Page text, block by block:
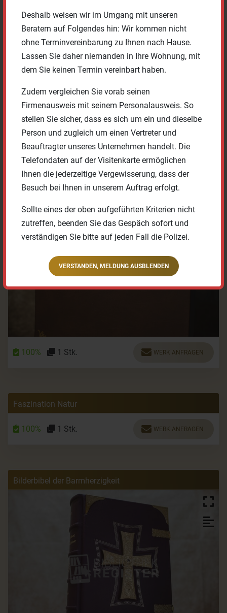
Deshalb weisen wir im Umgang mit unseren
Beratern auf Folgendes hin: Wir kommen nicht
ohne Terminvereinbarung zu Ihnen nach Hause.
Lassen Sie daher niemanden in Ihre Wohnung, mit
dem Sie keinen Termin vereinbart haben.
Zudem vergleichen Sie vorab seinen
Firmenausweis mit seinem Personalausweis. So
stellen Sie sicher, dass es sich um ein und dieselbe
Person und zugleich um einen Vertreter und
Beauftragter unseres Unternehmen handelt. Die
Telefondaten auf der Visitenkarte ermöglichen
Ihnen die jederzeitige Vergewisserung, dass der
Besuch bei Ihnen in unserem Auftrag erfolgt.
Sollte eines der oben aufgeführten Kriterien nicht
zutreffen, beenden Sie das Gespäch sofort und
verständigen Sie bitte auf jeden Fall die Polizei.
VERSTANDEN, MELDUNG AUSBLENDEN
100% 1 Stk. WERK ANFRAGEN
Meisterwerke der Welt I
100% 1 Stk. WERK ANFRAGEN
Faszination Natur
100% 1 Stk. WERK ANFRAGEN
Bilderbibel der Barmherzigkeit